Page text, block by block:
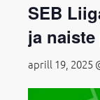
SEB
ja
aprill 19, 2025